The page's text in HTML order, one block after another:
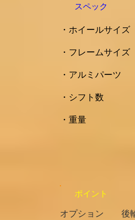
スペック
​・ホイールサイズ
・フレームサイズ
・アルミパーツ
・シフト数
​・重量
ポイント
オプション